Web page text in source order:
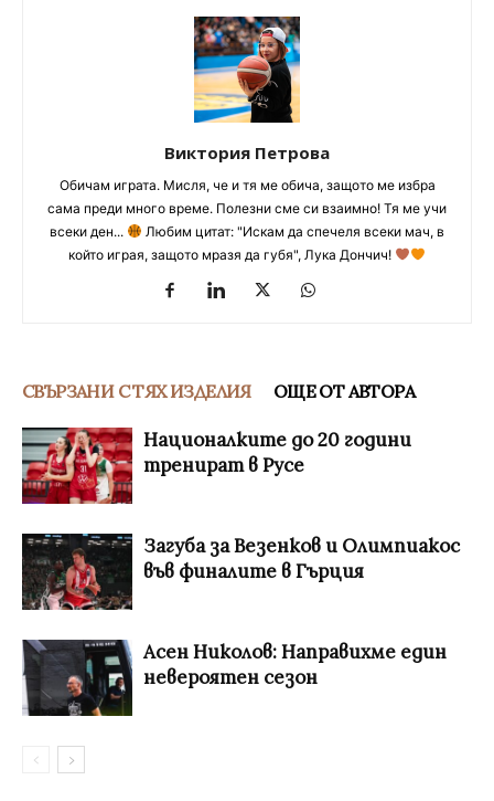
Виктория Петрова
Обичам играта. Мисля, че и тя ме обича, защото ме избра
сама преди много време. Полезни сме си взаимно! Тя ме учи
всеки ден...
Любим цитат: "Искам да спечеля всеки мач, в
който играя, защото мразя да губя", Лука Дончич!
СВЪРЗАНИ С ТЯХ ИЗДЕЛИЯ ОЩЕ ОТ АВТОРА
Националките до 20 години
тренират в Русе
Загуба за Везенков и Олимпиакос
във финалите в Гърция
Асен Николов: Направихме един
невероятен сезон